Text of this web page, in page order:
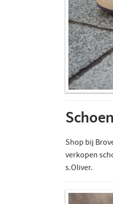
Shop bij
verkopen
s.Oliver.